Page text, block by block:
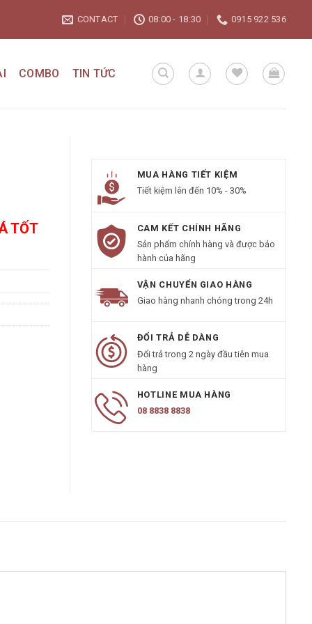
CONTACT 08:00 - 18:30 0915 922 536
COMBO TIN TỨC
TỐT
MUA HÀNG TIẾT KIỆM
Tiết kiệm lên đến 10% - 30%
CAM KẾT CHÍNH HÃNG
Sản phẩm chính hàng và được bảo
hành của hãng
VẬN CHUYỂN GIAO HÀNG
Giao hàng nhanh chóng trong 24h
ĐỔI TRẢ DỄ DÀNG
Đổi trả trong 2 ngày đầu tiên mua
hàng
HOTLINE MUA HÀNG
08 8838 8838